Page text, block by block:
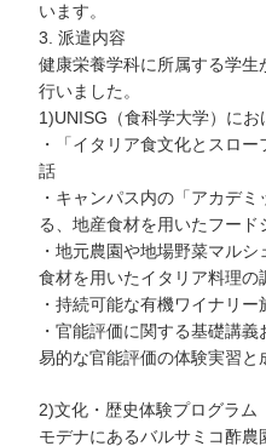
います。
3. 派遣内容
健康栄養学科に所属する学
行いました。
1)UNISG（食科学大学）に
・「イタリア食文化とスロ
話
・キャンパス内の「アカデ
る、地産食材を用いたフード
・地元農園や地場野菜マル
食材を用いたイタリア料理
・持続可能な有機ワイナリー
・官能評価に関する基礎講
易的な官能評価の体験実習と
2)文化・歴史体験プログラム
モデナにあるバルサミコ酢